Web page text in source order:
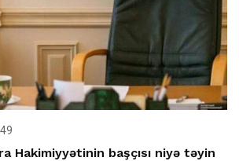
Hakimiyyətinin başçısı niyə təyin